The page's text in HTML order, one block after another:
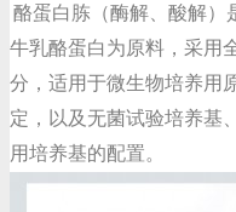
酪蛋白胨（酶解、酸解）
牛乳酪蛋白为原料，采用
分，适用于微生物培养用
定，以及无菌试验培养基
用培养基的配置。